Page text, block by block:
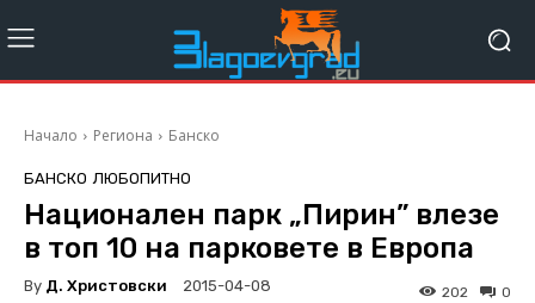
Начало Региона Банско
БАНСКО ЛЮБОПИТНО
Национален парк „Пирин” влезе
в топ 10 на парковете в Европа
By Д. Христовски 2015-04-08 0
202